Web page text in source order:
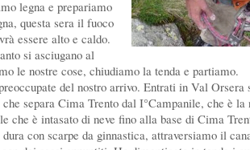
legna e prepariamo
questa sera il fuoco
essere alto e caldo.
si asciugano al
le nostre cose, chiudiamo la tenda e partiamo.
del nostro arrivo. Entrati in Val Orsera
separa Cima Trento dal I°Campanile, che è la
che è intasato di neve fino alla base di Cima
con scarpe da ginnastica, attraversiamo il